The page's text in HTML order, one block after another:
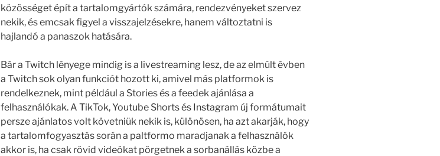
közösséget épít a tartalomgyártók számára, rendezvényeket szervez
nekik, és emcsak figyel a visszajelzésekre, hanem változtatni is
hajlandó a panaszok hatására.
Bár a Twitch lényege mindig is a livestreaming lesz, de az elmúlt évben
a Twitch sok olyan funkciót hozott ki, amivel más platformok is
rendelkeznek, mint például a Stories és a feedek ajánlása a
felhasználókak. A TikTok, Youtube Shorts és Instagram új formátumait
persze ajánlatos volt követniük nekik is, különösen, ha azt akarják, hogy
a tartalomfogyasztás során a paltformo maradjanak a felhasználók
akkor is, ha csak rövid videókat pörgetnek a sorbanállás közbe a